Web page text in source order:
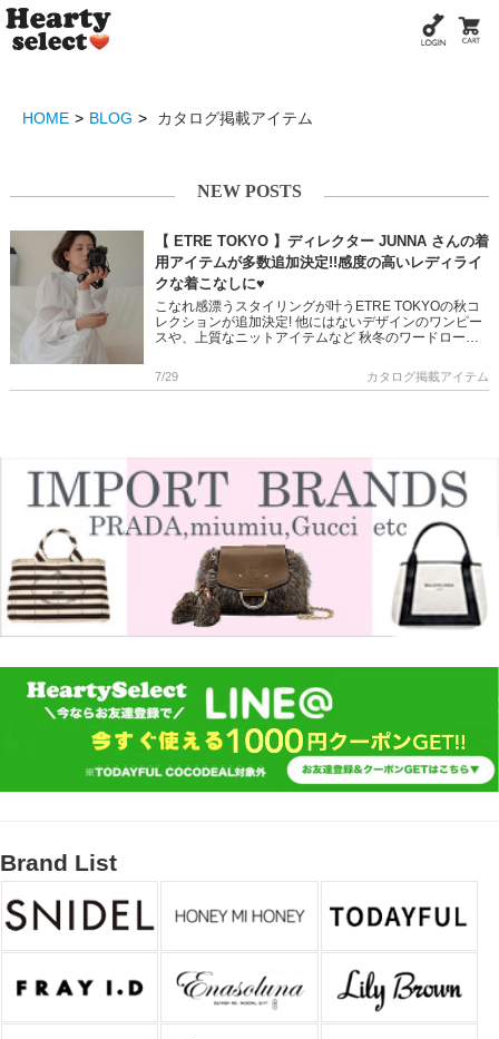
HOME BLOG カタログ掲載アイテム
NEW POSTS
【 ETRE TOKYO 】ディレクター JUNNA さんの着
用アイテムが多数追加決定!!感度の高いレディライ
クな着こなしに♥
こなれ感漂うスタイリングが叶うETRE TOKYOの秋コ
レクションが追加決定! 他にはないデザインのワンピー
スや、上質なニットアイテムなど 秋冬のワードローブ
り♪ JUN […]
7/29 カタログ掲載アイテム
Brand List